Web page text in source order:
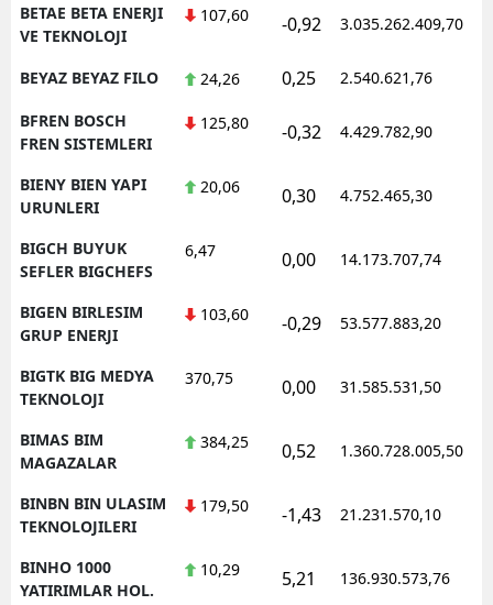
BETAE BETA ENERJI
VE TEKNOLOJI
107,60 -0,92 3.035.262.409,70
BEYAZ BEYAZ FILO 24,26 0,25 2.540.621,76
BFREN BOSCH
FREN SISTEMLERI
125,80 -0,32 4.429.782,90
BIENY BIEN YAPI
URUNLERI
20,06 0,30 4.752.465,30
BIGCH BUYUK
SEFLER BIGCHEFS
6,47 0,00 14.173.707,74
BIGEN BIRLESIM
GRUP ENERJI
103,60 -0,29 53.577.883,20
BIGTK BIG MEDYA
TEKNOLOJI
370,75 0,00 31.585.531,50
BIMAS BIM
MAGAZALAR
384,25 0,52 1.360.728.005,50
BINBN BIN ULASIM
TEKNOLOJILERI
179,50 -1,43 21.231.570,10
BINHO 1000
YATIRIMLAR HOL.
10,29 5,21 136.930.573,76